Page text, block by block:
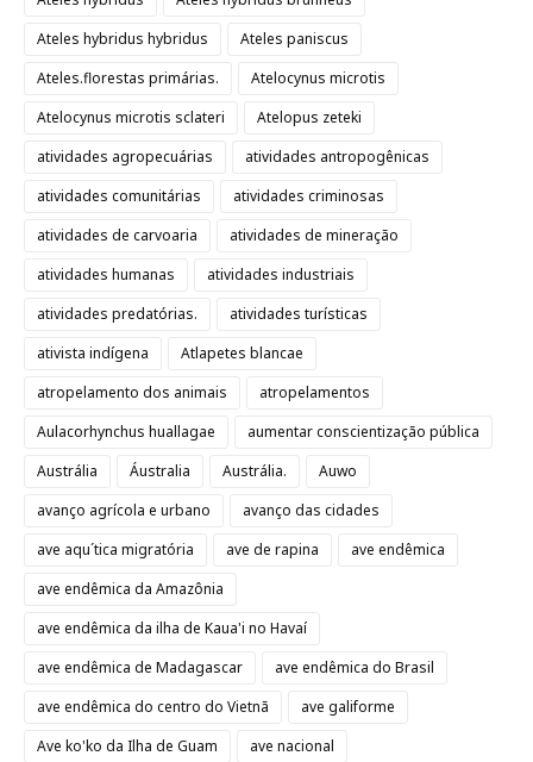
Ateles hybridus hybridus
Ateles paniscus
Ateles.florestas primárias.
Atelocynus microtis
Atelocynus microtis sclateri
Atelopus zeteki
atividades agropecuárias
atividades antropogênicas
atividades comunitárias
atividades criminosas
atividades de carvoaria
atividades de mineração
atividades humanas
atividades industriais
atividades predatórias.
atividades turísticas
ativista indígena
Atlapetes blancae
atropelamento dos animais
atropelamentos
Aulacorhynchus huallagae
aumentar conscientização pública
Austrália
Áustralia Austrália.
Auwo
avanço agrícola e urbano
avanço das cidades
ave aqu´tica migratória
ave de rapina
ave endêmica
ave endêmica da Amazônia
ave endêmica da ilha de Kaua'i no Havaí
ave endêmica de Madagascar
ave endêmica do Brasil
ave endêmica do centro do Vietnã
ave galiforme
Ave ko'ko da Ilha de Guam
ave nacional